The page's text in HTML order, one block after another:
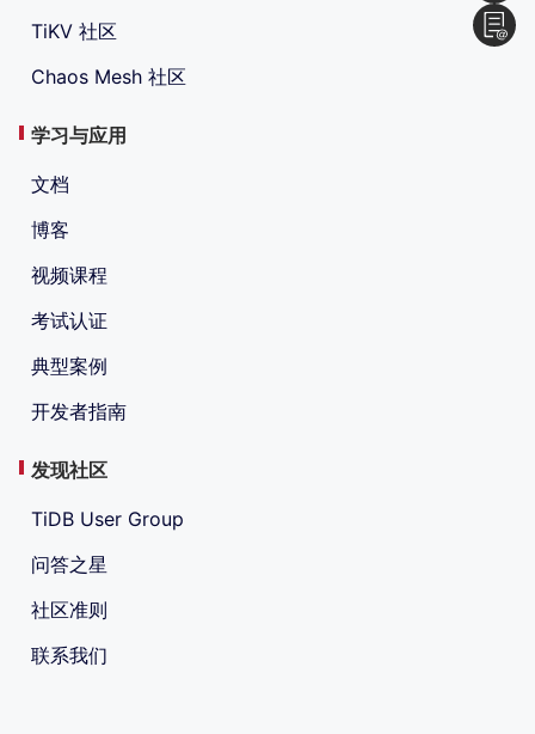
TiKV 社区
Chaos Mesh 社区
学习与应用
文档
博客
视频课程
考试认证
典型案例
开发者指南
发现社区
TiDB User Group
问答之星
社区准则
联系我们